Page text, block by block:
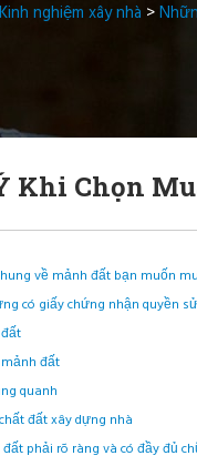
Kinh nghiệm xây nhà >
Khi Chọn
về mảnh đất bạn muốn
có giấy chứng nhận quyền
đất
quanh
đất xây dựng nhà
phải rõ ràng và có đầy đủ